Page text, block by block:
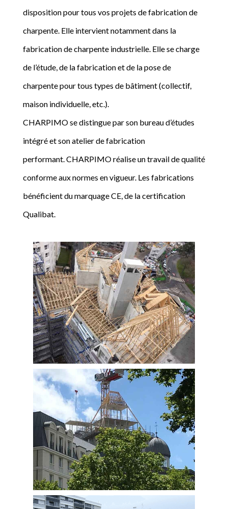
disposition pour tous vos projets de fabrication de
charpente. Elle intervient notamment dans la
fabrication de charpente industrielle. Elle se charge
de l’étude, de la fabrication et de la pose de
charpente pour tous types de bâtiment (collectif,
maison individuelle, etc.).
CHARPIMO se distingue par son bureau d’études
intégré et son atelier de fabrication
performant. CHARPIMO réalise un travail de qualité
conforme aux normes en vigueur. Les fabrications
bénéficient du marquage CE, de la certification
Qualibat.